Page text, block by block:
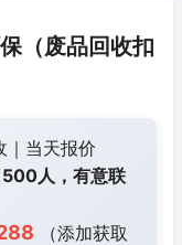
（废品回收扣
当天报价
人，有意联
（添加获取